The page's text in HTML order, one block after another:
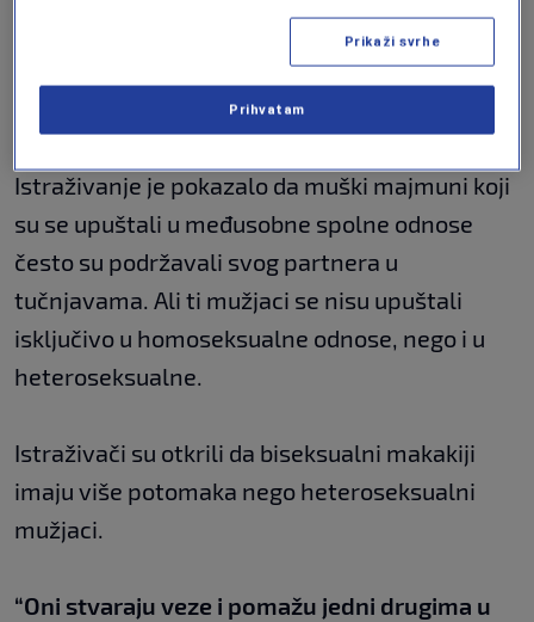
Muški biseksualni majmuni
imaju evolucijsku prednost
Istraživanje je pokazalo da muški majmuni koji
su se upuštali u međusobne spolne odnose
često su podržavali svog partnera u
tučnjavama. Ali ti mužjaci se nisu upuštali
isključivo u homoseksualne odnose, nego i u
heteroseksualne.
Istraživači su otkrili da biseksualni makakiji
imaju više potomaka nego heteroseksualni
mužjaci.
“Oni stvaraju veze i pomažu jedni drugima u
Prikaži svrhe
Prihvatam